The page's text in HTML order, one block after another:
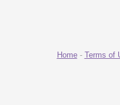
Home- Terms of